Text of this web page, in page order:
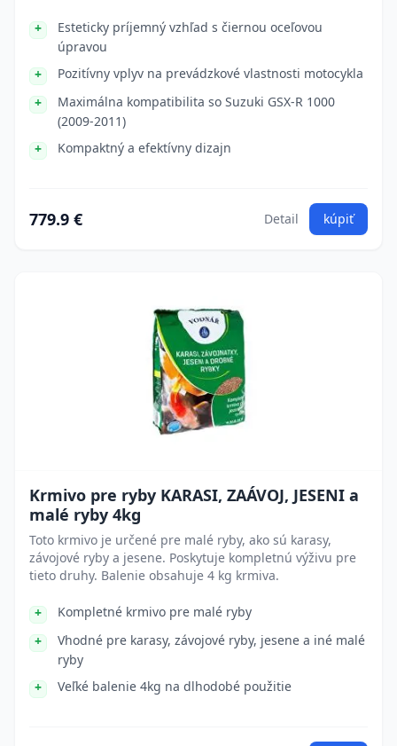
Esteticky príjemný vzhľad s čiernou oceľovou
úpravou
Pozitívny vplyv na prevádzkové vlastnosti motocykla
Maximálna kompatibilita so Suzuki GSX-R 1000
(2009-2011)
Kompaktný a efektívny dizajn
779.9 € Detail kúpiť
Krmivo pre ryby KARASI, ZAÁVOJ, JESENI a
malé ryby 4kg
Toto krmivo je určené pre malé ryby, ako sú karasy,
závojové ryby a jesene. Poskytuje kompletnú výživu pre
tieto druhy. Balenie obsahuje 4 kg krmiva.
Kompletné krmivo pre malé ryby
Vhodné pre karasy, závojové ryby, jesene a iné malé
ryby
Veľké balenie 4kg na dlhodobé použitie